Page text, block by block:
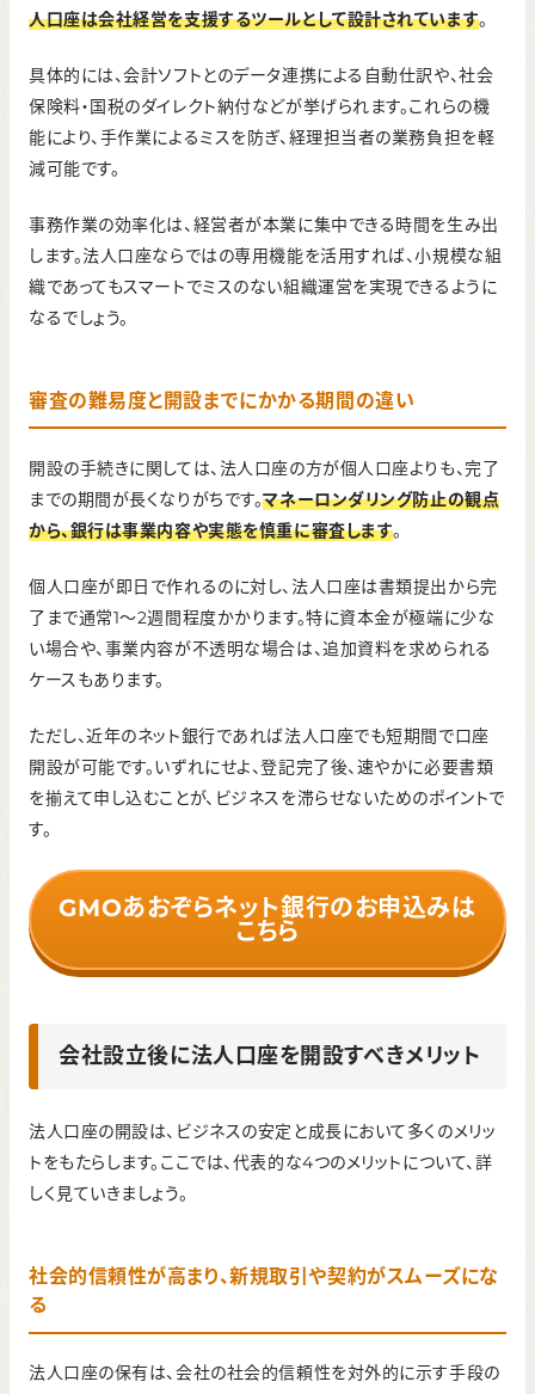
人口座は会社経営を支援するツールとして設計されています。
具体的には、会計ソフトとのデータ連携による自動仕訳や、社会
保険料・国税のダイレクト納付などが挙げられます。これらの機
能により、手作業によるミスを防ぎ、経理担当者の業務負担を軽
減可能です。
事務作業の効率化は、経営者が本業に集中できる時間を生み出
します。法人口座ならではの専用機能を活用すれば、小規模な組
織であってもスマートでミスのない組織運営を実現できるように
なるでしょう。
審査の難易度と開設までにかかる期間の違い
開設の手続きに関しては、法人口座の方が個人口座よりも、完了
までの期間が長くなりがちです。マネーロンダリング防止の観点
から、銀行は事業内容や実態を慎重に審査します。
個人口座が即日で作れるのに対し、法人口座は書類提出から完
了まで通常1〜2週間程度かかります。特に資本金が極端に少な
い場合や、事業内容が不透明な場合は、追加資料を求められる
ケースもあります。
ただし、近年のネット銀行であれば法人口座でも短期間で口座
開設が可能です。いずれにせよ、登記完了後、速やかに必要書類
を揃えて申し込むことが、ビジネスを滞らせないためのポイントで
す。
GMOあおぞらネット銀行のお申込みは
こちら
会社設立後に法人口座を開設すべきメリット
法人口座の開設は、ビジネスの安定と成長において多くのメリッ
トをもたらします。ここでは、代表的な4つのメリットについて、詳
しく見ていきましょう。
社会的信頼性が高まり、新規取引や契約がスムーズにな
る
法人口座の保有は、会社の社会的信頼性を対外的に示す手段の